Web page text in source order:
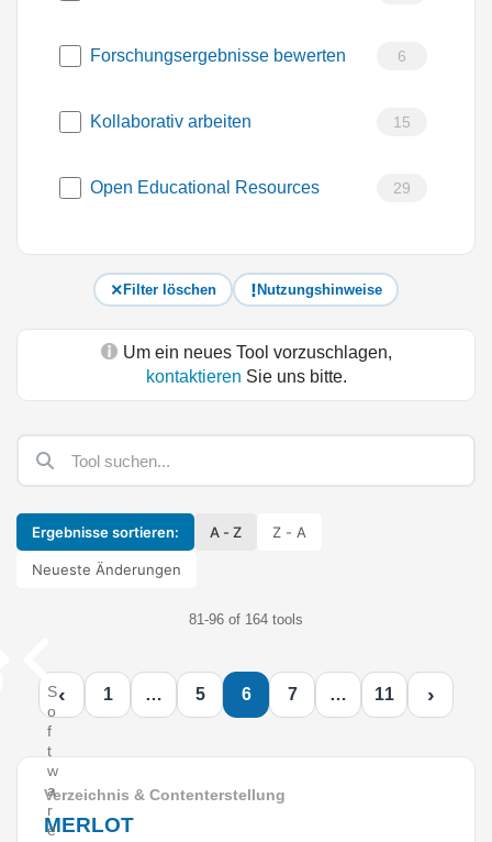
Forschungsergebnisse bewerten 6
Kollaborativ arbeiten 15
Open Educational Resources 29
Filter löschen Nutzungshinweise
Um ein neues Tool vorzuschlagen,
kontaktieren Sie uns bitte.
Ergebnisse sortieren: A - Z Z - A
Neueste Änderungen
81-96 of 164 tools
S
o
f
t
w
a
r
e
‹ 1 … 5 6 7 … 11 ›
Verzeichnis & Contenterstellung
MERLOT